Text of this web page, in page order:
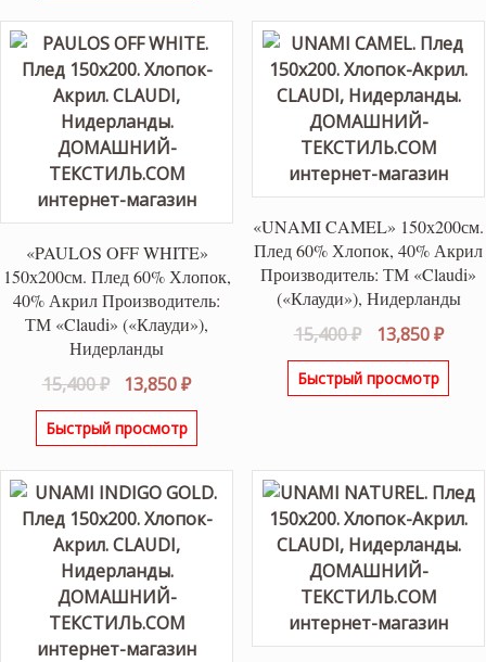
«PAULOS OFF WHITE»
150х200см. Плед 60% Хлопок,
40% Акрил Производитель:
ТМ «Claudi» («Клауди»),
Нидерланды
15,400₽
Первоначальная
цена
составляла
13,850₽Текущая
цена:
Быстрый просмотр
«UNAMI CAMEL» 150х200см.
Плед 60% Хлопок, 40% Акрил
Производитель: ТМ «Claudi»
(«Клауди»), Нидерланды
15,400₽
цена
составляла
13,850₽
Быстрый просмотр